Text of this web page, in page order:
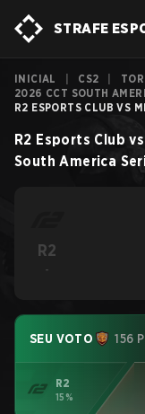
STRAFE
INICIAL CS2
2026 CCT SOUTH
R2 ESPORTS CLUB VS
R2 Esports Club vs
South America
R2
-
SEU VOTO 156
R2
15%